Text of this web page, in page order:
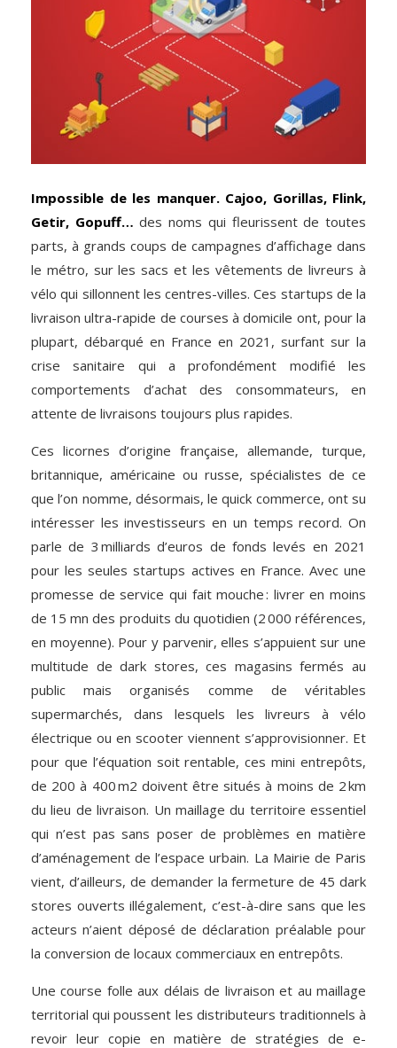
Impossible de les manquer. Cajoo, Gorillas, Flink,
Getir, Gopuff… des noms qui fleurissent de toutes
parts, à grands coups de campagnes d’affichage dans
le métro, sur les sacs et les vêtements de livreurs à
vélo qui sillonnent les centres-villes. Ces startups de la
livraison ultra-rapide de courses à domicile ont, pour la
plupart, débarqué en France en 2021, surfant sur la
crise sanitaire qui a profondément modifié les
comportements d’achat des consommateurs, en
attente de livraisons toujours plus rapides.
Ces licornes d’origine française, allemande, turque,
britannique, américaine ou russe, spécialistes de ce
que l’on nomme, désormais, le quick commerce, ont su
intéresser les investisseurs en un temps record. On
parle de 3 milliards d’euros de fonds levés en 2021
pour les seules startups actives en France. Avec une
promesse de service qui fait mouche : livrer en moins
de 15 mn des produits du quotidien (2 000 références,
en moyenne). Pour y parvenir, elles s’appuient sur une
multitude de dark stores, ces magasins fermés au
public mais organisés comme de véritables
supermarchés, dans lesquels les livreurs à vélo
électrique ou en scooter viennent s’approvisionner. Et
pour que l’équation soit rentable, ces mini entrepôts,
de 200 à 400 m2 doivent être situés à moins de 2 km
du lieu de livraison. Un maillage du territoire essentiel
qui n’est pas sans poser de problèmes en matière
d’aménagement de l’espace urbain. La Mairie de Paris
vient, d’ailleurs, de demander la fermeture de 45 dark
stores ouverts illégalement, c’est-à-dire sans que les
acteurs n’aient déposé de déclaration préalable pour
la conversion de locaux commerciaux en entrepôts.
Une course folle aux délais de livraison et au maillage
territorial qui poussent les distributeurs traditionnels à
revoir leur copie en matière de stratégies de e-